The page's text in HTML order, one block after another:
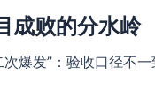
成败的分水岭
次爆发”：验收口径不